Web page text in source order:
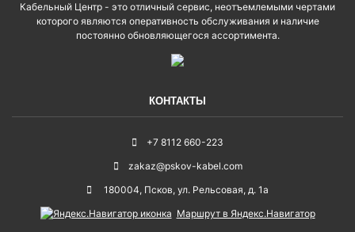
Кабельный Центр - это отличный сервис, неотъемлемыми чертами
которого являются оперативность обслуживания и наличие
постоянно обновляющегося ассортимента.
КОНТАКТЫ
+7 8112 660-223
zakaz@pskov-kabel.com
180004, Псков, ул. Рельсовая, д. 1а
Маршрут в Яндекс.Навигатор